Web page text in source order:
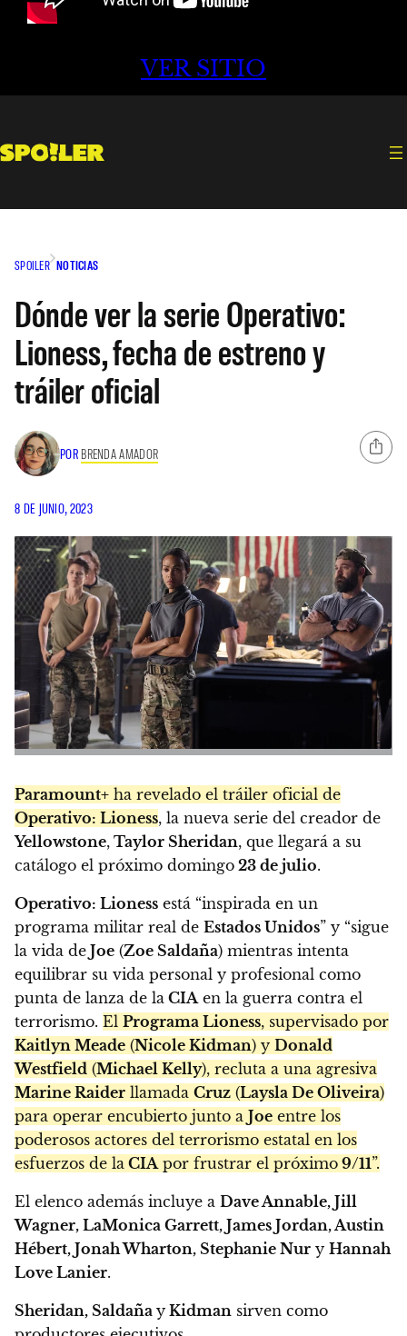
VER SITIO
SPOILER NOTICIAS
Dónde ver la serie Operativo:
Lioness, fecha de estreno y
tráiler oficial
POR BRENDA AMADOR
8 DE JUNIO, 2023
Paramount+ ha revelado el tráiler oficial de
Operativo: Lioness, la nueva serie del creador de
Yellowstone, Taylor Sheridan, que llegará a su
catálogo el próximo domingo 23 de julio.
Operativo: Lioness está “inspirada en un
programa militar real de Estados Unidos” y “sigue
la vida de Joe (Zoe Saldaña) mientras intenta
equilibrar su vida personal y profesional como
punta de lanza de la CIA en la guerra contra el
terrorismo. El Programa Lioness, supervisado por
Kaitlyn Meade (Nicole Kidman) y Donald
Westfield (Michael Kelly), recluta a una agresiva
Marine Raider llamada Cruz (Laysla De Oliveira)
para operar encubierto junto a Joe entre los
poderosos actores del terrorismo estatal en los
esfuerzos de la CIA por frustrar el próximo 9/11”.
El elenco además incluye a Dave Annable, Jill
Wagner, LaMonica Garrett, James Jordan, Austin
Hébert, Jonah Wharton, Stephanie Nur y Hannah
Love Lanier.
Sheridan, Saldaña y Kidman sirven como